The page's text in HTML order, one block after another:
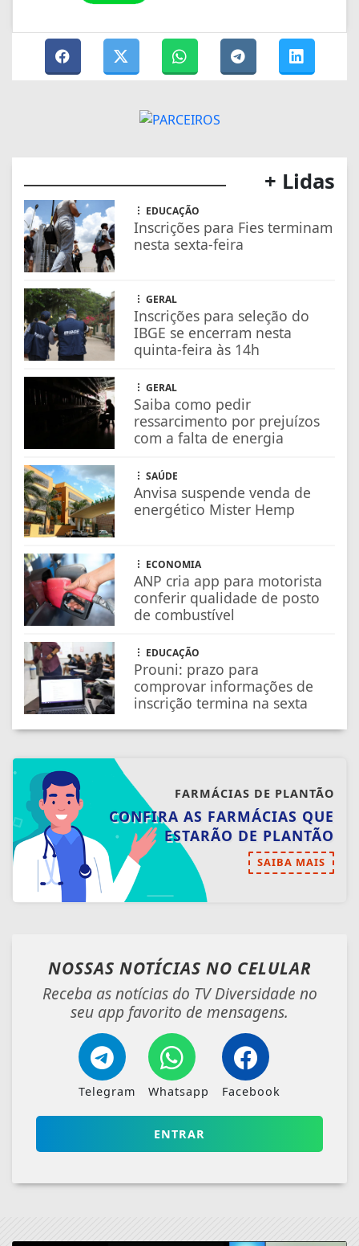
+ Lidas
EDUCAÇÃO
Inscrições para Fies terminam
nesta sexta-feira
GERAL
Inscrições para seleção do
IBGE se encerram nesta
quinta-feira às 14h
GERAL
Saiba como pedir
ressarcimento por prejuízos
com a falta de energia
SAÚDE
Anvisa suspende venda de
energético Mister Hemp
ECONOMIA
ANP cria app para motorista
conferir qualidade de posto
de combustível
EDUCAÇÃO
Prouni: prazo para
comprovar informações de
inscrição termina na sexta
FARMÁCIAS DE PLANTÃO
CONFIRA AS FARMÁCIAS QUE
ESTARÃO DE PLANTÃO
SAIBA MAIS
NOSSAS NOTÍCIAS NO CELULAR
Receba as notícias do TV Diversidade no
seu app favorito de mensagens.
Telegram Whatsapp Facebook
ENTRAR